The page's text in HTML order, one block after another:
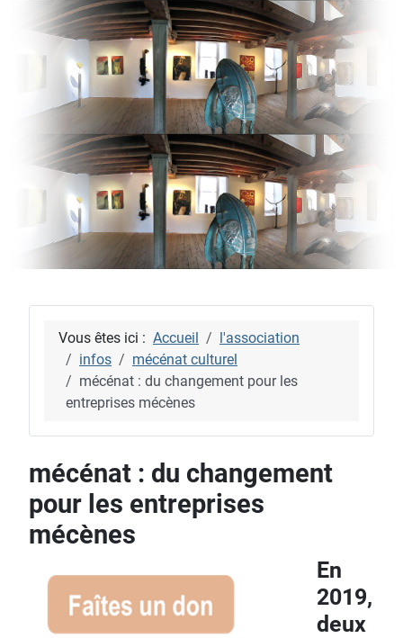
Vous êtes ici : Accueil
l'association
infos
mécénat culturel
mécénat : du changement pour les
entreprises mécènes
mécénat : du changement
pour les entreprises
mécènes
En
2019,
deux